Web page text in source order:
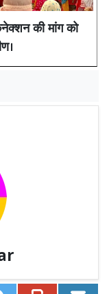
की मांग को